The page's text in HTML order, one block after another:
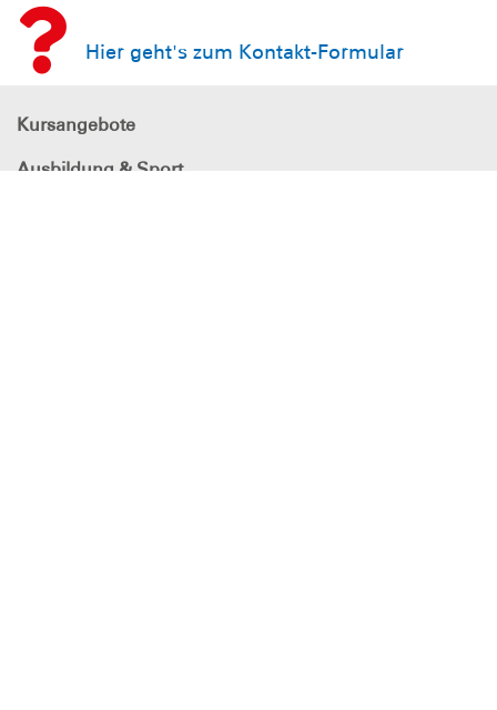
Hier geht's zum Kontakt-Formular
Kursangebote
Ausbildung & Sport